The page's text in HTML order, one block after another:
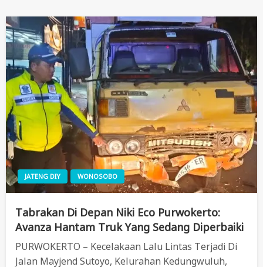
JATENG DIY WONOSOBO
Tabrakan Di Depan Niki Eco Purwokerto:
Avanza Hantam Truk Yang Sedang Diperbaiki
PURWOKERTO – Kecelakaan Lalu Lintas Terjadi Di
Jalan Mayjend Sutoyo, Kelurahan Kedungwuluh,